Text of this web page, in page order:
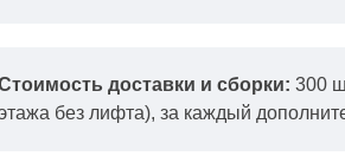
доставки и сборки: 300
без лифта), за каждый